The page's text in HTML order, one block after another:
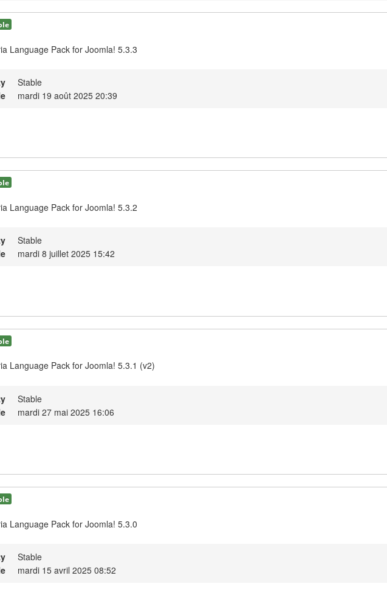
Language Pack for Joomla! 5.3.3
Stable
mardi 19 août 2025 20:39
Language Pack for Joomla! 5.3.2
Stable
mardi 8 juillet 2025 15:42
Language Pack for Joomla! 5.3.1 (v2)
Stable
mardi 27 mai 2025 16:06
Language Pack for Joomla! 5.3.0
Stable
mardi 15 avril 2025 08:52